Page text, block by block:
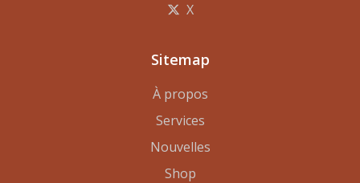
X
Sitemap
À propos
Services
Nouvelles
Shop